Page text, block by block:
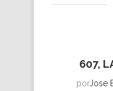
607,
porJose